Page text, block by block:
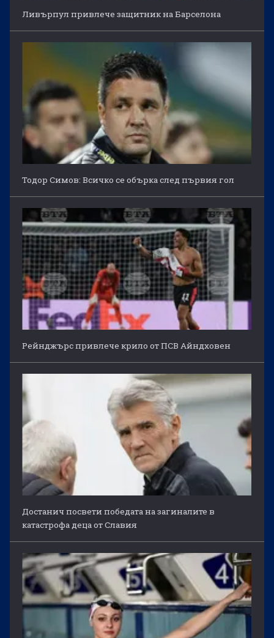
Ливърпул привлече защитник на Барселона
Тодор Симов: Всичко се обърка след първия гол
Рейнджърс привлече крило от ПСВ Айндховен
Достанич посвети победата на загиналите в
катастрофа деца от Славия